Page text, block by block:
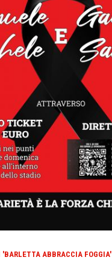
'BARLETTA ABBRACCIA FOGGIA'